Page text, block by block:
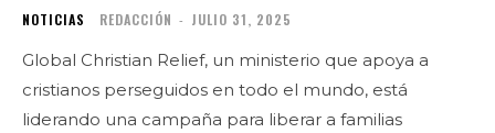
NOTICIAS REDACCIÓN - JULIO 31, 2025
Global Christian Relief, un ministerio que apoya a
cristianos perseguidos en todo el mundo, está
liderando una campaña para liberar a familias